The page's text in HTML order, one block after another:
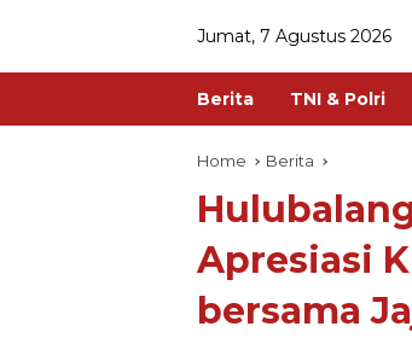
Jumat, 7 Agustus 2026
Berita TNI & Polri
Home Berita
Apresiasi
bersama